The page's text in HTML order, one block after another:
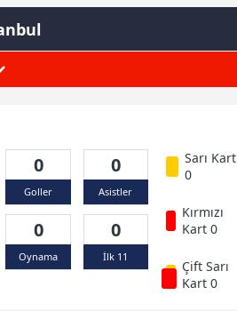
0
Goller
0
Asistler
0
Oynama
0
İlk 11
Sarı Kart
0
Kırmızı
Kart 0
Çift Sarı
Kart 0